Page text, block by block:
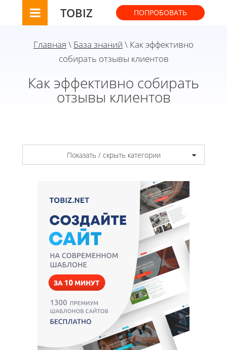
TOBIZ ПОПРОБОВАТЬ
Главная \ База знаний \ Как эффективно
собирать отзывы клиентов
Как эффективно собирать
отзывы клиентов
Показать / скрыть категории